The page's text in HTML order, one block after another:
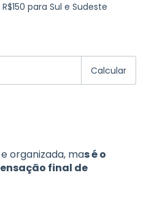
para Sul e Sudeste
Calcular
organizada, mas é o
final de